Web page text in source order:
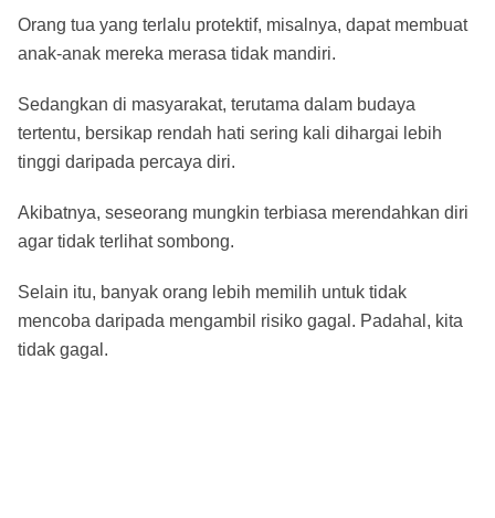
Orang tua yang terlalu protektif, misalnya, dapat membuat
anak-anak mereka merasa tidak mandiri.
Sedangkan di masyarakat, terutama dalam budaya
tertentu, bersikap rendah hati sering kali dihargai lebih
tinggi daripada percaya diri.
Akibatnya, seseorang mungkin terbiasa merendahkan diri
agar tidak terlihat sombong.
Selain itu, banyak orang lebih memilih untuk tidak
mencoba daripada mengambil risiko gagal. Padahal, kita
tidak gagal.